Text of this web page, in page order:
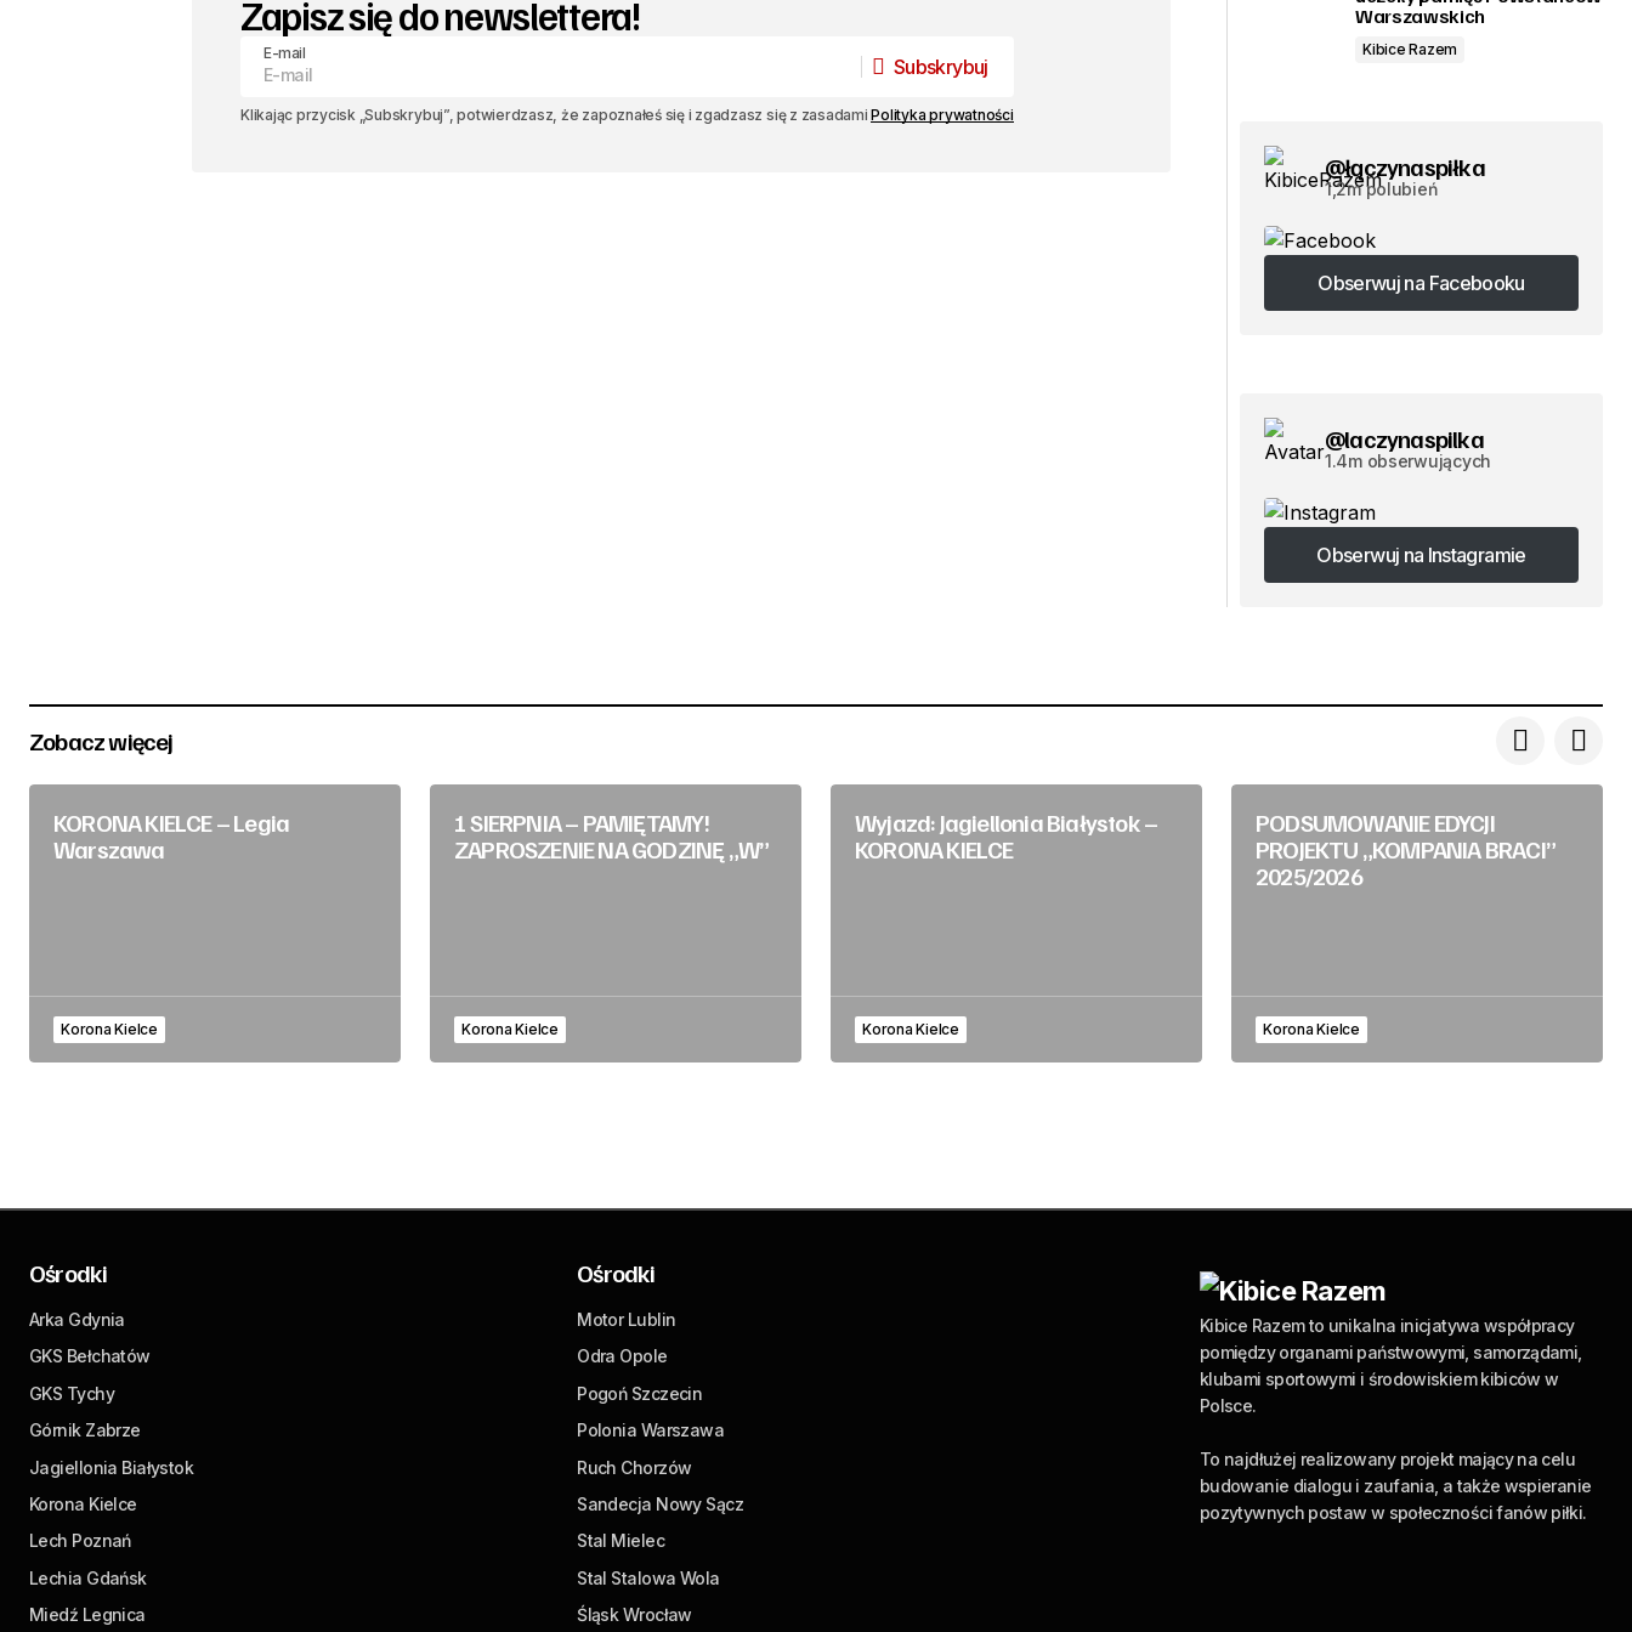
Zapisz się do newslettera!
E-mail
Subskrybuj
Klikając przycisk „Subskrybuj”, potwierdzasz, że zapoznałeś się i zgadzasz się z zasadamiPolityka prywatności
Warszawskich
Kibice Razem
@łączynaspiłka
1,2m polubień
Obserwuj na Facebooku
Obserwuj na Facebooku
@laczynaspilka
1.4m obserwujących
Obserwuj na Instagramie
Obserwuj na Instagramie
Zobacz więcej
KORONA KIELCE – Legia
Warszawa
Korona Kielce
1 SIERPNIA – PAMIĘTAMY!
ZAPROSZENIE NA GODZINĘ „W”
Korona Kielce
Wyjazd: Jagiellonia Białystok –
KORONA KIELCE
Korona Kielce
PODSUMOWANIE EDYCJI
PROJEKTU „KOMPANIA BRACI”
2025/2026
Korona Kielce
Kibice Razem to unikalna inicjatywa współpracy
pomiędzy organami państwowymi, samorządami,
klubami sportowymi i środowiskiem kibiców w
Polsce.
To najdłużej realizowany projekt mający na celu
budowanie dialogu i zaufania, a także wspieranie
pozytywnych postaw w społeczności fanów piłki.
Ośrodki
Arka Gdynia
GKS Bełchatów
GKS Tychy
Górnik Zabrze
Jagiellonia Białystok
Korona Kielce
Lech Poznań
Lechia Gdańsk
Miedź Legnica
Ośrodki
Motor Lublin
Odra Opole
Pogoń Szczecin
Polonia Warszawa
Ruch Chorzów
Sandecja Nowy Sącz
Stal Mielec
Stal Stalowa Wola
Śląsk Wrocław